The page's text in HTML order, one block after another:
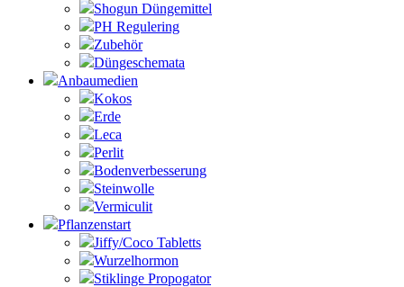
Shogun Düngemittel
PH Regulering
Zubehör
Düngeschemata
Anbaumedien
Kokos
Erde
Leca
Perlit
Bodenverbesserung
Steinwolle
Vermiculit
Pflanzenstart
Jiffy/Coco Tabletts
Wurzelhormon
Stiklinge Propogator